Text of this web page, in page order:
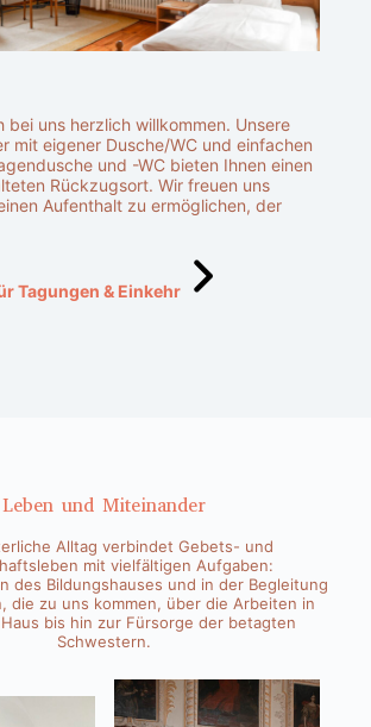
bei uns herzlich willkommen. Unsere
mit eigener Dusche/WC und einfachen
und -WC bieten Ihnen einen
Rückzugsort. Wir freuen uns
Aufenthalt zu ermöglichen, der
Tagungen & Einkehr
Leben und Miteinander
Alltag verbindet Gebets- und
mit vielfältigen Aufgaben:
des Bildungshauses und in der Begleitung
die zu uns kommen, über die Arbeiten in
bis hin zur Fürsorge der betagten
Schwestern.